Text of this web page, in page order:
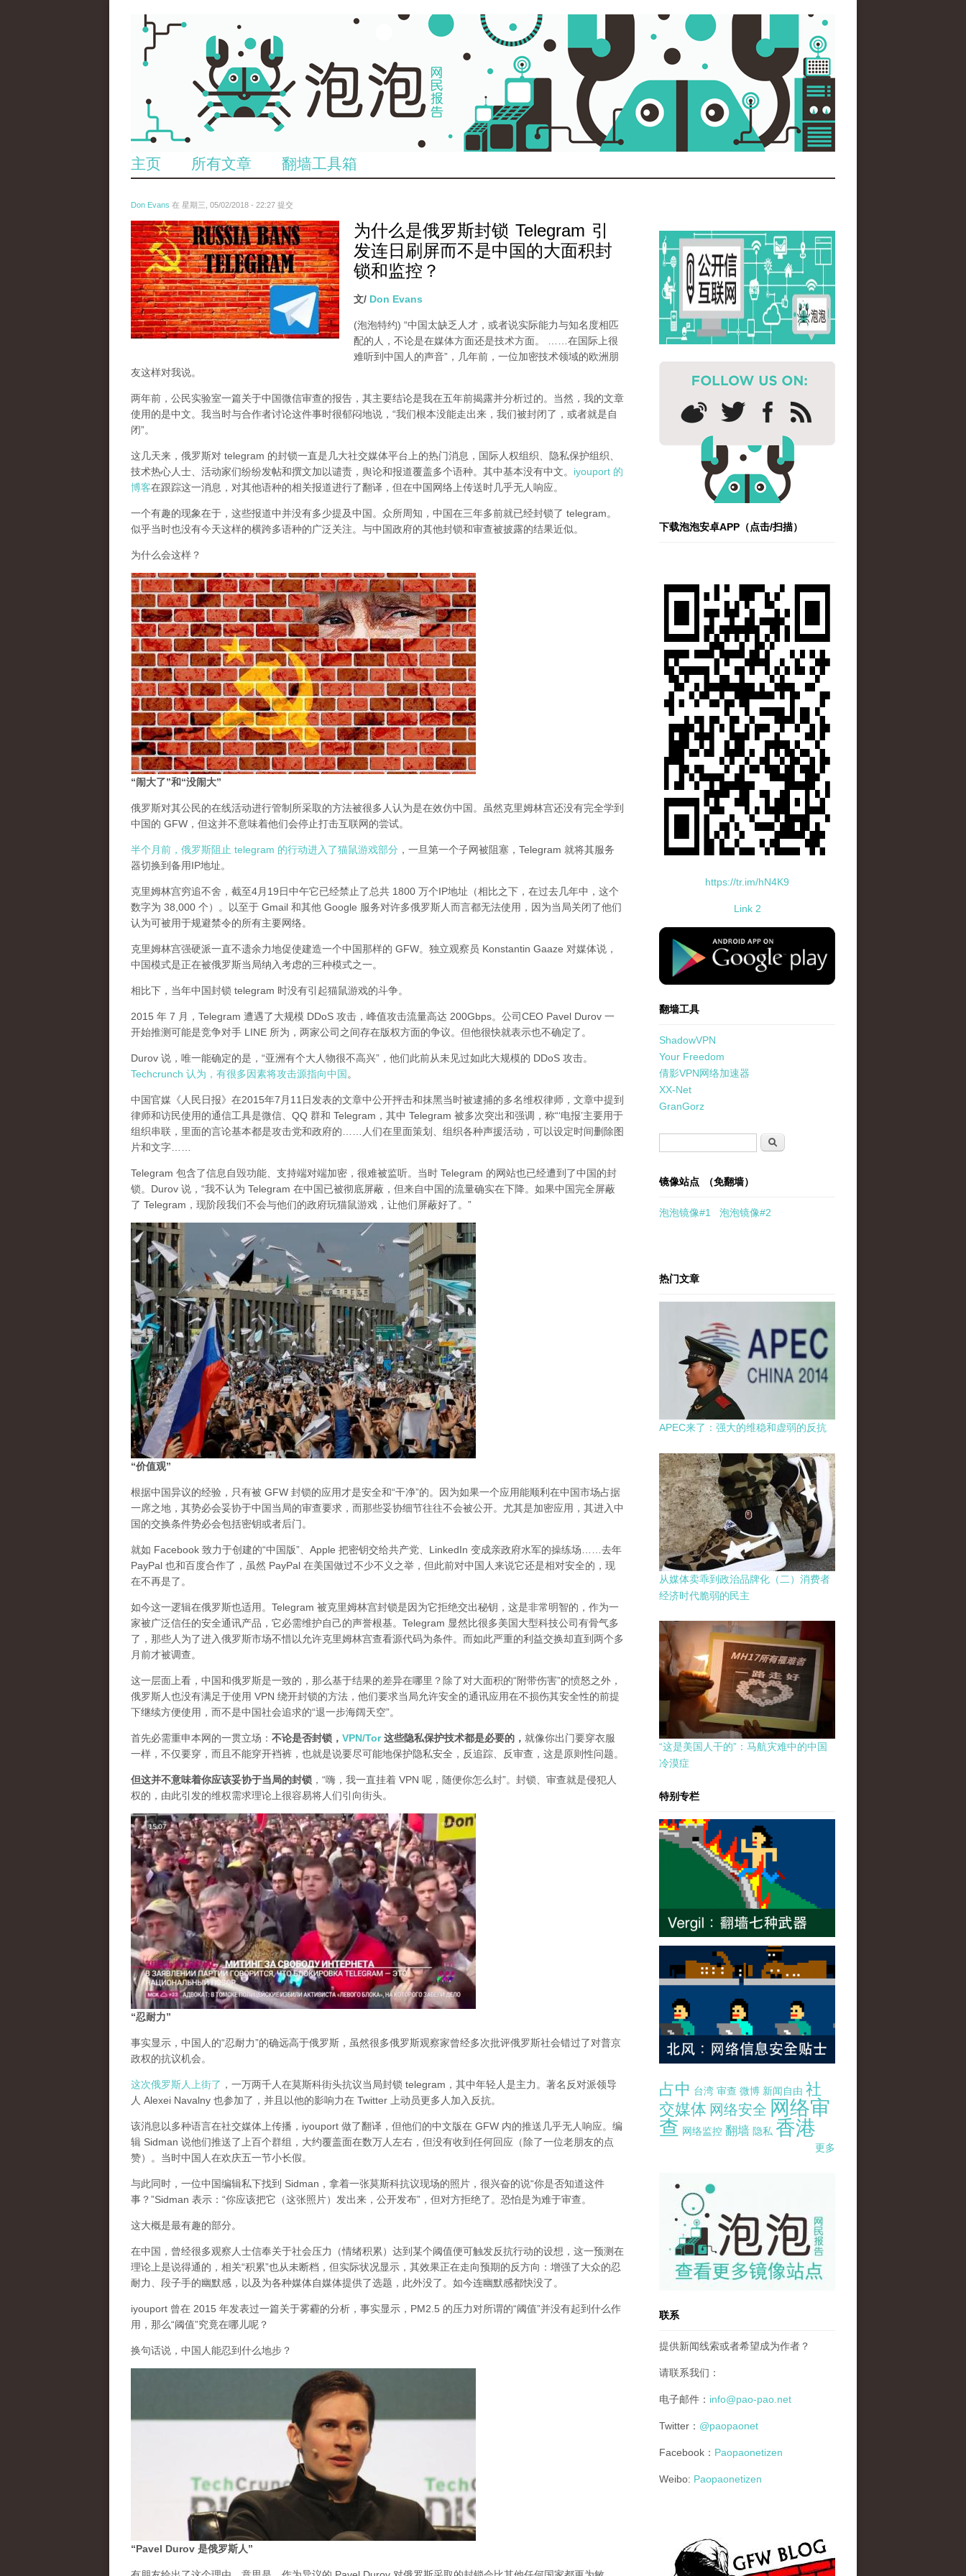
主页 所有文章 翻墙工具箱
Don Evans 在 星期三, 05/02/2018 - 22:27 提交
tou_.jpeg
为什么是俄罗斯封锁 Telegram 引
发连日刷屏而不是中国的大面积封
锁和监控？
文/ Don Evans
(泡泡特约) “中国太缺乏人才，或者说实际能力与知名度相匹
配的人，不论是在媒体方面还是技术方面。 ……在国际上很
难听到中国人的声音”，几年前，一位加密技术领域的欧洲朋
友这样对我说。
两年前，公民实验室一篇关于中国微信审查的报告，其主要结论是我在五年前揭露并分析过的。当然，我的文章
使用的是中文。我当时与合作者讨论这件事时很郁闷地说，“我们根本没能走出来，我们被封闭了，或者就是自
闭”。
这几天来，俄罗斯对 telegram 的封锁一直是几大社交媒体平台上的热门消息，国际人权组织、隐私保护组织、
技术热心人士、活动家们纷纷发帖和撰文加以谴责，舆论和报道覆盖多个语种。其中基本没有中文。 iyouport 的
博客在跟踪这一消息，对其他语种的相关报道进行了翻译，但在中国网络上传送时几乎无人响应。
一个有趣的现象在于，这些报道中并没有多少提及中国。众所周知，中国在三年多前就已经封锁了 telegram。
似乎当时也没有今天这样的横跨多语种的广泛关注。与中国政府的其他封锁和审查被披露的结果近似。
为什么会这样？
“闹大了”和“没闹大”
俄罗斯对其公民的在线活动进行管制所采取的方法被很多人认为是在效仿中国。虽然克里姆林宫还没有完全学到
中国的 GFW，但这并不意味着他们会停止打击互联网的尝试。
半个月前，俄罗斯阻止 telegram 的行动进入了猫鼠游戏部分 ，一旦第一个子网被阻塞，Telegram 就将其服务
器切换到备用IP地址。
克里姆林宫穷追不舍，截至4月19日中午它已经禁止了总共 1800 万个IP地址（相比之下，在过去几年中，这个
数字为 38,000 个）。以至于 Gmail 和其他 Google 服务对许多俄罗斯人而言都无法使用，因为当局关闭了他们
认为可被用于规避禁令的所有主要网络。
克里姆林宫强硬派一直不遗余力地促使建造一个中国那样的 GFW。独立观察员 Konstantin Gaaze 对媒体说，
中国模式是正在被俄罗斯当局纳入考虑的三种模式之一。
相比下，当年中国封锁 telegram 时没有引起猫鼠游戏的斗争。
2015 年 7 月，Telegram 遭遇了大规模 DDoS 攻击，峰值攻击流量高达 200Gbps。公司CEO Pavel Durov 一
开始推测可能是竞争对手 LINE 所为，两家公司之间存在版权方面的争议。但他很快就表示也不确定了。
Durov 说，唯一能确定的是，“亚洲有个大人物很不高兴”，他们此前从未见过如此大规模的 DDoS 攻击。
Techcrunch 认为，有很多因素将攻击源指向中国 。
中国官媒《人民日报》在2015年7月11日发表的文章中公开抨击和抹黑当时被逮捕的多名维权律师，文章中提到
律师和访民使用的通信工具是微信、QQ 群和 Telegram，其中 Telegram 被多次突出和强调，称“‘电报’主要用于
组织串联，里面的言论基本都是攻击党和政府的……人们在里面策划、组织各种声援活动，可以设定时间删除图
片和文字……
Telegram 包含了信息自毁功能、支持端对端加密，很难被监听。当时 Telegram 的网站也已经遭到了中国的封
锁。Durov 说，“我不认为 Telegram 在中国已被彻底屏蔽，但来自中国的流量确实在下降。如果中国完全屏蔽
了 Telegram，现阶段我们不会与他们的政府玩猫鼠游戏，让他们屏蔽好了。”
“价值观”
根据中国异议的经验，只有被 GFW 封锁的应用才是安全和“干净”的。因为如果一个应用能顺利在中国市场占据
一席之地，其势必会妥协于中国当局的审查要求，而那些妥协细节往往不会被公开。尤其是加密应用，其进入中
国的交换条件势必会包括密钥或者后门。
就如 Facebook 致力于创建的“中国版”、Apple 把密钥交给共产党、LinkedIn 变成亲政府水军的操练场……去年
PayPal 也和百度合作了，虽然 PayPal 在美国做过不少不义之举，但此前对中国人来说它还是相对安全的，现
在不再是了。
如今这一逻辑在俄罗斯也适用。Telegram 被克里姆林宫封锁是因为它拒绝交出秘钥，这是非常明智的，作为一
家被广泛信任的安全通讯产品，它必需维护自己的声誉根基。Telegram 显然比很多美国大型科技公司有骨气多
了，那些人为了进入俄罗斯市场不惜以允许克里姆林宫查看源代码为条件。而如此严重的利益交换却直到两个多
月前才被调查。
这一层面上看，中国和俄罗斯是一致的，那么基于结果的差异在哪里？除了对大面积的“附带伤害”的愤怒之外，
俄罗斯人也没有满足于使用 VPN 绕开封锁的方法，他们要求当局允许安全的通讯应用在不损伤其安全性的前提
下继续方便使用，而不是中国社会追求的“退一步海阔天空”。
首先必需重申本网的一贯立场： 不论是否封锁， VPN/Tor这些隐私保护技术都是必要的， 就像你出门要穿衣服
一样，不仅要穿，而且不能穿开裆裤，也就是说要尽可能地保护隐私安全，反追踪、反审查，这是原则性问题。
但这并不意味着你应该妥协于当局的封锁 ，“嗨，我一直挂着 VPN 呢，随便你怎么封”。封锁、审查就是侵犯人
权的，由此引发的维权需求理论上很容易将人们引向街头。
“忍耐力”
事实显示，中国人的“忍耐力”的确远高于俄罗斯，虽然很多俄罗斯观察家曾经多次批评俄罗斯社会错过了对普京
政权的抗议机会。
这次俄罗斯人上街了 ，一万两千人在莫斯科街头抗议当局封锁 telegram，其中年轻人是主力。著名反对派领导
人 Alexei Navalny 也参加了，并且以他的影响力在 Twitter 上动员更多人加入反抗。
该消息以多种语言在社交媒体上传播，iyouport 做了翻译，但他们的中文版在 GFW 内的推送几乎无人响应。编
辑 Sidman 说他们推送了上百个群组，大约覆盖面在数万人左右，但没有收到任何回应（除了一位老朋友的点
赞）。当时中国人在欢庆五一节小长假。
与此同时，一位中国编辑私下找到 Sidman，拿着一张莫斯科抗议现场的照片，很兴奋的说“你是否知道这件
事？”Sidman 表示：“你应该把它（这张照片）发出来，公开发布”，但对方拒绝了。恐怕是为难于审查。
这大概是最有趣的部分。
在中国，曾经很多观察人士信奉关于社会压力（情绪积累）达到某个阈值便可触发反抗行动的设想，这一预测在
理论上是说得通的，相关“积累”也从未断档，但实际状况显示，其效果正在走向预期的反方向：增强了大众的忍
耐力、段子手的幽默感，以及为各种媒体自媒体提供了选题，此外没了。如今连幽默感都快没了。
iyouport 曾在 2015 年发表过一篇关于雾霾的分析，事实显示，PM2.5 的压力对所谓的“阈值”并没有起到什么作
用，那么“阈值”究竟在哪儿呢？
换句话说，中国人能忍到什么地步？
“Pavel Durov 是俄罗斯人”
下载泡泡安卓APP（点击/扫描）
https://tr.im/hN4K9
Link 2
standard-icon-googleplay-app-store.png
翻墙工具
ShadowVPN
Your Freedom
倩影VPN网络加速器
XX-Net
GranGorz
搜索
镜像站点 （免翻墙）
泡泡镜像#1 泡泡镜像#2
热门文章
APEC来了：强大的维稳和虚弱的反抗
从媒体卖乖到政治品牌化（二）消费者
经济时代脆弱的民主
“这是美国人干的”：马航灾难中的中国
冷漠症
特别专栏
占中 台湾 审查 微博 新闻自由 社
交媒体 网络安全 网络审
查 网络监控 翻墙 隐私 香港
更多
pao-pao-banner-mirror-site-120814.jpg
联系
提供新闻线索或者希望成为作者？
请联系我们：
电子邮件： info@pao-pao.net
Twitter： @paopaonet
Facebook： Paopaonetizen
Weibo: Paopaonetizen
gfw_blog_small.jpg